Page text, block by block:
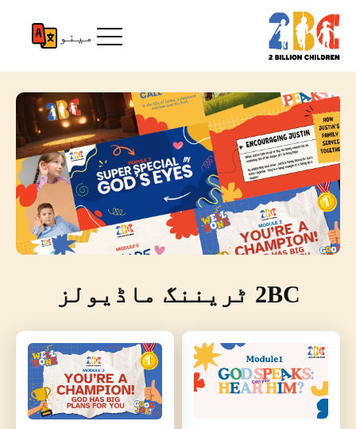
مینو
2BC ٹریننگ ماڈیولز